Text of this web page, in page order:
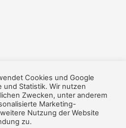
Cookies und Google
und Statistik. Wir nutzen
Zwecken, unter anderem
Marketing-
Nutzung der Website
zu.